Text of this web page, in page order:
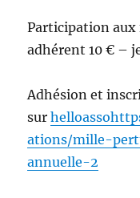
Participation
adhérent 10 € –
Adhésion et
surhelloasso
ations/mille-
annuelle-2